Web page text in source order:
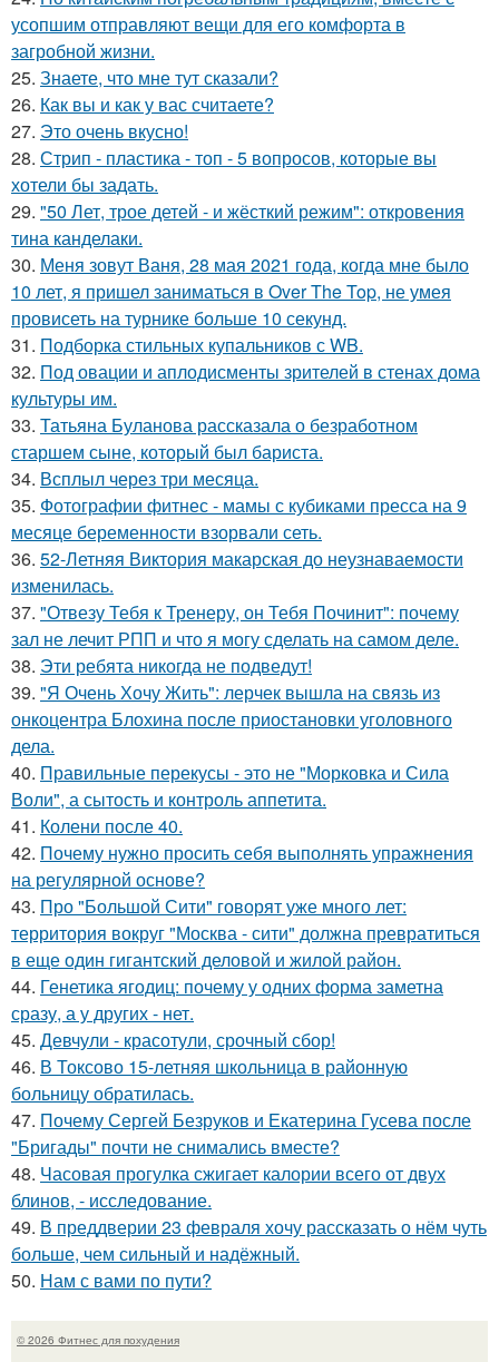
усопшим отправляют вещи для его комфорта в
загробной жизни.
25. Знаете, что мне тут сказали?
26. Как вы и как у вас считаете?
27. Это очень вкусно!
28. Стрип - пластика - топ - 5 вопросов, которые вы
хотели бы задать.
29. "50 Лет, трое детей - и жёсткий режим": откровения
тина канделаки.
30. Меня зовут Ваня, 28 мая 2021 года, когда мне было
10 лет, я пришел заниматься в Over The Top, не умея
провисеть на турнике больше 10 секунд.
31. Подборка стильных купальников с WB.
32. Под овации и аплодисменты зрителей в стенах дома
культуры им.
33. Татьяна Буланова рассказала о безработном
старшем сыне, который был бариста.
34. Всплыл через три месяца.
35. Фотографии фитнес - мамы с кубиками пресса на 9
месяце беременности взорвали сеть.
36. 52-Летняя Виктория макарская до неузнаваемости
изменилась.
37. "Отвезу Тебя к Тренеру, он Тебя Починит": почему
зал не лечит РПП и что я могу сделать на самом деле.
38. Эти ребята никогда не подведут!
39. "Я Очень Хочу Жить": лерчек вышла на связь из
онкоцентра Блохина после приостановки уголовного
дела.
40. Правильные перекусы - это не "Морковка и Сила
Воли", а сытость и контроль аппетита.
41. Колени после 40.
42. Почему нужно просить себя выполнять упражнения
на регулярной основе?
43. Про "Большой Сити" говорят уже много лет:
территория вокруг "Москва - сити" должна превратиться
в еще один гигантский деловой и жилой район.
44. Генетика ягодиц: почему у одних форма заметна
сразу, а у других - нет.
45. Девчули - красотули, срочный сбор!
46. В Токсово 15-летняя школьница в районную
больницу обратилась.
47. Почему Сергей Безруков и Екатерина Гусева после
"Бригады" почти не снимались вместе?
48. Часовая прогулка сжигает калории всего от двух
блинов, - исследование.
49. В преддверии 23 февраля хочу рассказать о нём чуть
больше, чем сильный и надёжный.
50. Нам с вами по пути?
© 2026 Фитнес для похудения